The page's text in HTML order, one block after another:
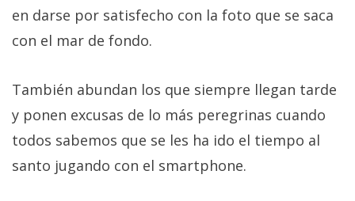
en darse por satisfecho con la foto que se saca
con el mar de fondo.
También abundan los que siempre llegan tarde
y ponen excusas de lo más peregrinas cuando
todos sabemos que se les ha ido el tiempo al
santo jugando con el smartphone.